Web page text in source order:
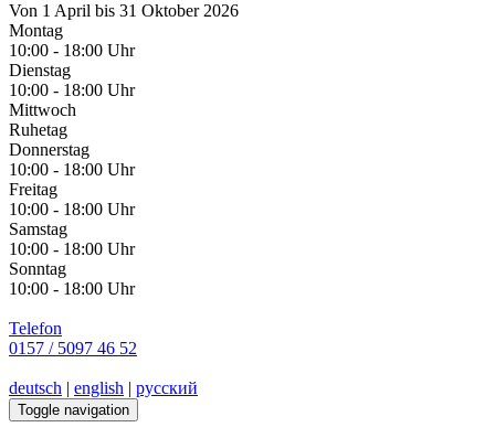
Von 1 April bis 31 Oktober 2026
Montag
10:00 - 18:00 Uhr
Dienstag
10:00 - 18:00 Uhr
Mittwoch
Ruhetag
Donnerstag
10:00 - 18:00 Uhr
Freitag
10:00 - 18:00 Uhr
Samstag
10:00 - 18:00 Uhr
Sonntag
10:00 - 18:00 Uhr
Telefon
0157 / 5097 46 52
deutsch | english | русский
Toggle navigation